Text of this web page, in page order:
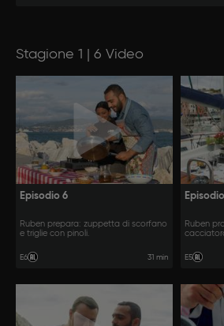
Stagione 1 | 6 Video
Episodio 6
Ruben prepara: zuppetta di scorfano
e triglie con pinoli.
E6 31 min
Ruben
E5